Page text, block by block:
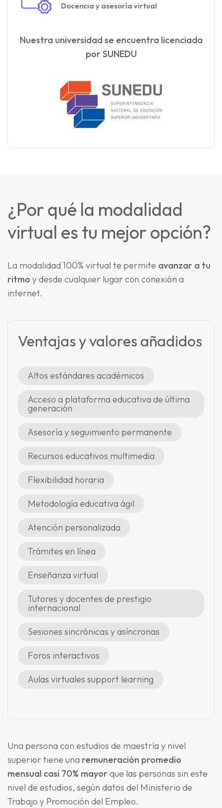
Docencia y asesoría virtual
Nuestra universidad se encuentra licenciada
por SUNEDU
¿Por qué la modalidad
virtual es tu mejor opción?
La modalidad 100% virtual te permite avanzar a tu
ritmo y desde cualquier lugar con conexión a
internet.
Ventajas y valores añadidos
Altos estándares académicos
Acceso a plataforma educativa de última
generación
Asesoría y seguimiento permanente
Recursos educativos multimedia
Flexibilidad horaria
Metodología educativa ágil
Atención personalizada
Trámites en línea
Enseñanza virtual
Tutores y docentes de prestigio
internacional
Sesiones sincrónicas y asíncronas
Foros interactivos
Aulas virtuales support learning
Una persona con estudios de maestría y nivel
superior tiene una remuneración promedio
mensual casi 70% mayor que las personas sin este
nivel de estudios, según datos del Ministerio de
Trabajo y Promoción del Empleo.